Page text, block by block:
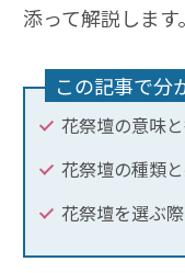
添って解説します。
この記事で分
花祭壇の意味
花祭壇の種類
花祭壇を選ぶ